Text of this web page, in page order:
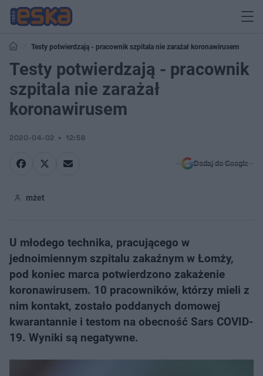
Testy potwierdzają - pracownik szpitala nie zarażał koronawirusem
Testy potwierdzają - pracownik
szpitala nie zarażał
koronawirusem
2020-04-02 12:58
Dodaj do Google
mżet
U młodego technika, pracującego w
jednoimiennym szpitalu zakaźnym w Łomży,
pod koniec marca potwierdzono zakażenie
koronawirusem. 10 pracowników, którzy mieli z
nim kontakt, zostało poddanych domowej
kwarantannie i testom na obecność Sars COVID-
19. Wyniki są negatywne.